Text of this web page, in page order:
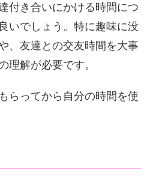
付き合いにかける時間につ
いでしょう。特に趣味に没
、友達との交友時間を大事
理解が必要です。
らってから自分の時間を使